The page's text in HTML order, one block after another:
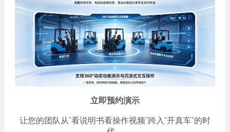
立即预约演示
让您的团队从“看说明书看操作视频”跨入“开真车”的时